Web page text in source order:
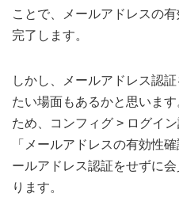
ことで、メールアドレスの
完了します。
しかし、メールアドレス認
たい場面もあるかと思いま
ため、コンフィグ > ログイ
「メールアドレスの有効性
ールアドレス認証をせずに
ります。